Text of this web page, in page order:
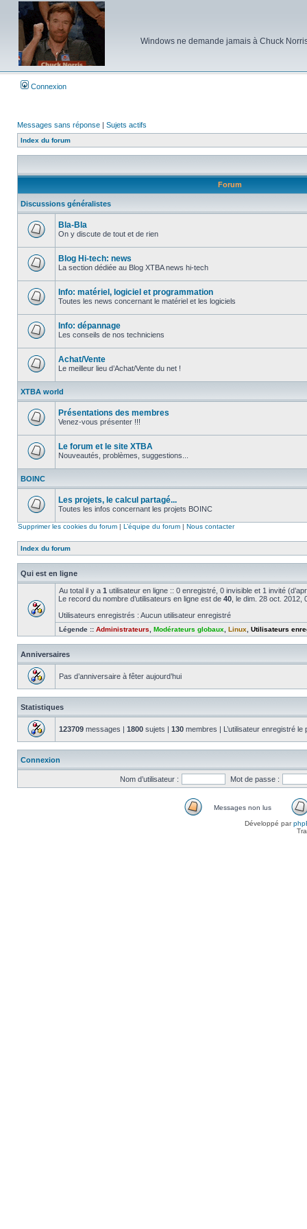
Windows ne demande jamais à Chuck
Connexion
Messages sans réponse | Sujets actifs
Index du forum
Forum
Discussions généralistes
message
non
Bla-Bla
On y discute de tout et de rien
message
non
Blog Hi-tech: news
La section dédiée au Blog XTBA news hi-tech
message
non
Info: matériel, logiciel et programmation
Toutes les news concernant le matériel et les logiciels
message
non
Info: dépannage
Les conseils de nos techniciens
message
non
lu
Achat/Vente
Le meilleur lieu d’Achat/Vente du net !
XTBA world
message
non
Présentations des membres
Venez-vous présenter !!!
message
lu
Le forum et le site XTBA
Nouveautés, problèmes, suggestions...
BOINC
message
Les projets, le calcul partagé...
Toutes les infos concernant les projets BOINC
Supprimer les cookies du forum | L’équipe du forum | Nous contacter
Index du forum
Qui est en ligne
Au total il y a 1 utilisateur en ligne :: 0 enregistré, 0 invisible et 1 invité
Le record du nombre d’utilisateurs en ligne est de 40 , le dim. 28 oct. 2012,
Utilisateurs enregistrés : Aucun utilisateur enregistré
Légende :: Administrateurs Modérateurs globaux Linux Utilisateurs
Anniversaires
Pas d’anniversaire à fêter aujourd’hui
Statistiques
123709 messages | 1800 sujets | 130 membres | L’utilisateur enregistré
Connexion
Nom d’utilisateur : Mot de passe :
Messages non lus
Développé par